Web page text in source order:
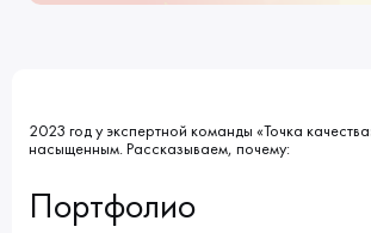
2023 год у экспертной команды «Точка
насыщенным. Рассказываем, почему:
Портфолио